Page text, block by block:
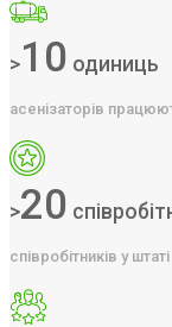
>10 одиниць
асенізаторів
>20
співробітників у штаті